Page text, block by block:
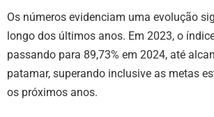
Os números evidenciam uma evolução
longo dos últimos anos. Em 2023, o
passando para 89,73% em 2024, até
patamar, superando inclusive as metas
os próximos anos.